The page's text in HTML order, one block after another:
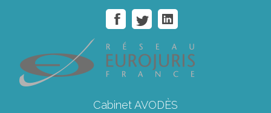
Cabinet AVODÈS